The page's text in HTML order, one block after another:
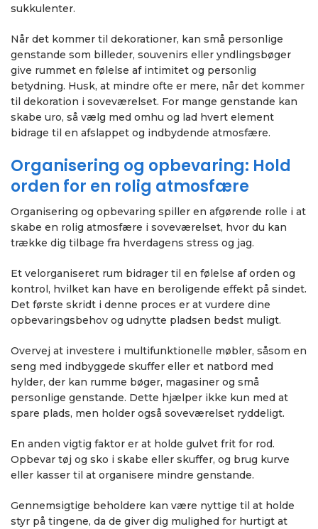
sukkulenter.
Når det kommer til dekorationer, kan små personlige
genstande som billeder, souvenirs eller yndlingsbøger
give rummet en følelse af intimitet og personlig
betydning. Husk, at mindre ofte er mere, når det kommer
til dekoration i soveværelset. For mange genstande kan
skabe uro, så vælg med omhu og lad hvert element
bidrage til en afslappet og indbydende atmosfære.
Organisering og opbevaring: Hold
orden for en rolig atmosfære
Organisering og opbevaring spiller en afgørende rolle i at
skabe en rolig atmosfære i soveværelset, hvor du kan
trække dig tilbage fra hverdagens stress og jag.
Et velorganiseret rum bidrager til en følelse af orden og
kontrol, hvilket kan have en beroligende effekt på sindet.
Det første skridt i denne proces er at vurdere dine
opbevaringsbehov og udnytte pladsen bedst muligt.
Overvej at investere i multifunktionelle møbler, såsom en
seng med indbyggede skuffer eller et natbord med
hylder, der kan rumme bøger, magasiner og små
personlige genstande. Dette hjælper ikke kun med at
spare plads, men holder også soveværelset ryddeligt.
En anden vigtig faktor er at holde gulvet frit for rod.
Opbevar tøj og sko i skabe eller skuffer, og brug kurve
eller kasser til at organisere mindre genstande.
Gennemsigtige beholdere kan være nyttige til at holde
styr på tingene, da de giver dig mulighed for hurtigt at